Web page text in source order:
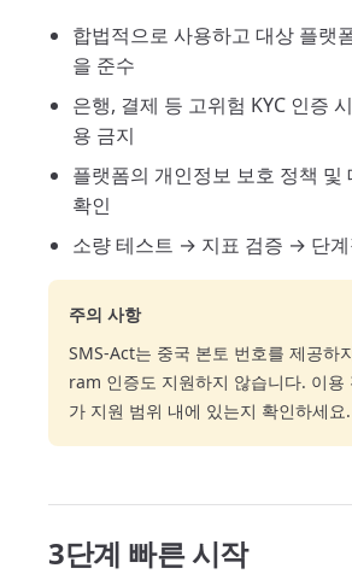
합법적으로 사용하고 대상 플랫
을 준수
은행, 결제 등 고위험 KYC 인증
용 금지
플랫폼의 개인정보 보호 정책 및
확인
소량 테스트 → 지표 검증 → 단
주의 사항
SMS-Act는 중국 본토 번호를 제공하
ram 인증도 지원하지 않습니다. 이용
가 지원 범위 내에 있는지 확인하세요.
3단계 빠른 시작